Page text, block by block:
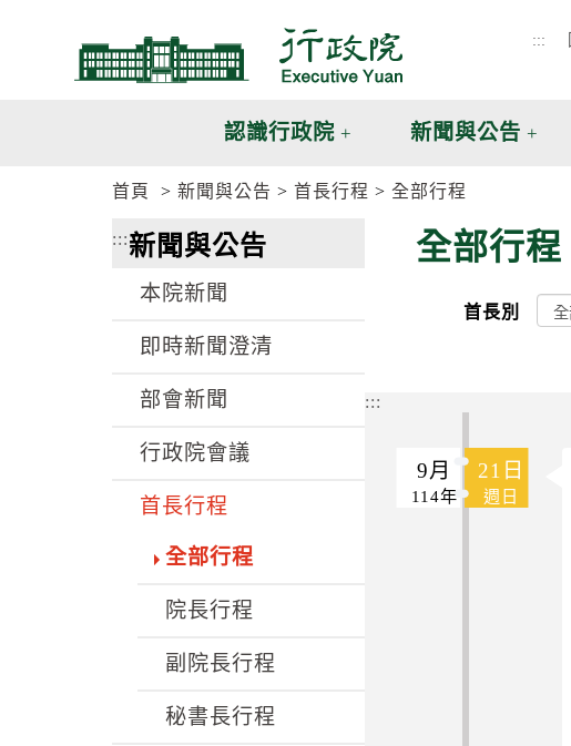
:::
認識行政院 新聞與公告
首頁 新聞與公告 首長行程 全部行程
:::新聞與公告
本院新聞
即時新聞澄清
部會新聞
行政院會議
首長行程
全部行程
院長行程
副院長行程
秘書長行程
全部行程
首長別
:::
9月 21日
114年 週日